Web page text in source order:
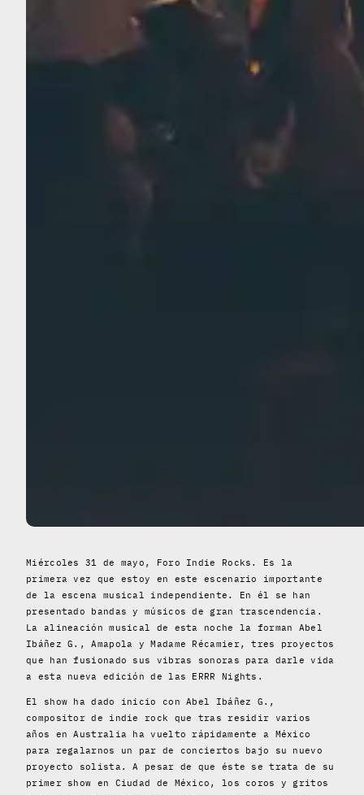
Miércoles 31 de mayo, Foro Indie Rocks. Es la
primera vez que estoy en este escenario importante
de la escena musical independiente. En él se han
presentado bandas y músicos de gran trascendencia.
La alineación musical de esta noche la forman Abel
Ibáñez G., Amapola y Madame Récamier, tres proyectos
que han fusionado sus vibras sonoras para darle vida
a esta nueva edición de las ERRR Nights.
El show ha dado inicio con Abel Ibáñez G.,
compositor de indie rock que tras residir varios
años en Australia ha vuelto rápidamente a México
para regalarnos un par de conciertos bajo su nuevo
proyecto solista. A pesar de que éste se trata de su
primer show en Ciudad de México, los coros y gritos